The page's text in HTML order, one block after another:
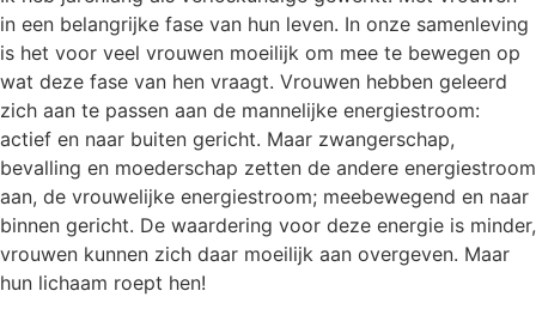
in een belangrijke fase van hun leven. In onze samenleving
is het voor veel vrouwen moeilijk om mee te bewegen op
wat deze fase van hen vraagt. Vrouwen hebben geleerd
zich aan te passen aan de mannelijke energiestroom:
actief en naar buiten gericht. Maar zwangerschap,
bevalling en moederschap zetten de andere energiestroom
aan, de vrouwelijke energiestroom; meebewegend en naar
binnen gericht. De waardering voor deze energie is minder,
vrouwen kunnen zich daar moeilijk aan overgeven. Maar
hun lichaam roept hen!